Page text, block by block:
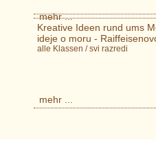
mehr ...
Kreative Ideen rund ums
ideje o moru -
alle Klassen / svi razredi
mehr ...